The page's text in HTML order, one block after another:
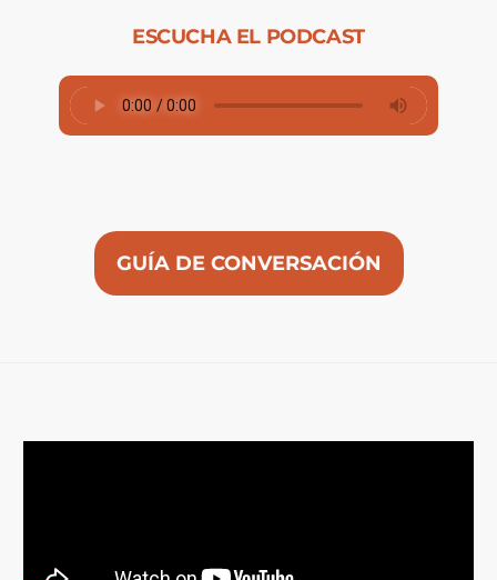
GUÍA DE CONVERSACIÓN
ESCUCHA EL PODCAST